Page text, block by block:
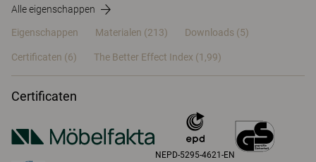
Alle eigenschappen
Eigenschappen Materialen (213) Downloads (5)
Certificaten (6) The Better Effect Index (1,99)
Certificaten
NEPD-5295-4621-EN